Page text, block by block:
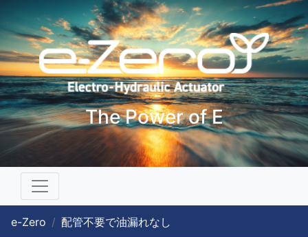
The Power of E
e-Zero 配管不要で油漏れなし